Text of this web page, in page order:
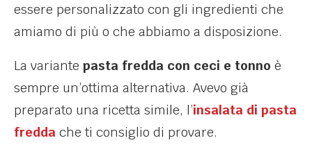
essere personalizzato con gli ingredienti che
amiamo di più o che abbiamo a disposizione.
La variante pasta fredda con ceci e tonno è
sempre un’ottima alternativa. Avevo già
preparato una ricetta simile, l’insalata di pasta
fredda che ti consiglio di provare.